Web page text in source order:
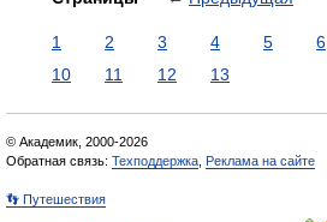
1 2 3 4 5 6
10
11 12 13
© Академик, 2000-2026
Обратная связь: Техподдержка Реклама на сайте
👣 Путешествия